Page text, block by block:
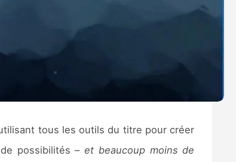
tous les outils du titre pour créer
possibilités –et beaucoup moins de